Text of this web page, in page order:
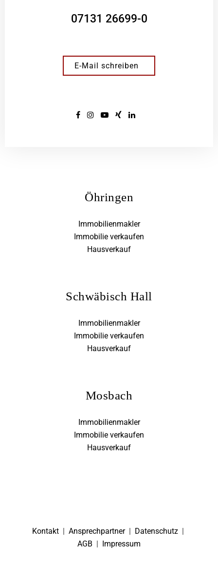
07131 26699-0
E-Mail schreiben
Öhringen
Immobilienmakler
Immobilie verkaufen
Hausverkauf
Schwäbisch Hall
Immobilienmakler
Immobilie verkaufen
Hausverkauf
Mosbach
Immobilienmakler
Immobilie verkaufen
Hausverkauf
Kontakt Ansprechpartner| Datenschutz
AGB
Impressum